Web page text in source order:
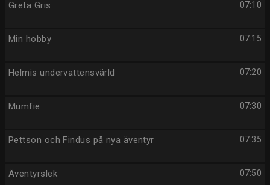
07:10
Greta Gris
07:15
Min hobby
07:20
Helmis undervattensvärld
07:30
Mumfie
07:35
Pettson och Findus på nya äventyr
07:50
Äventyrslek